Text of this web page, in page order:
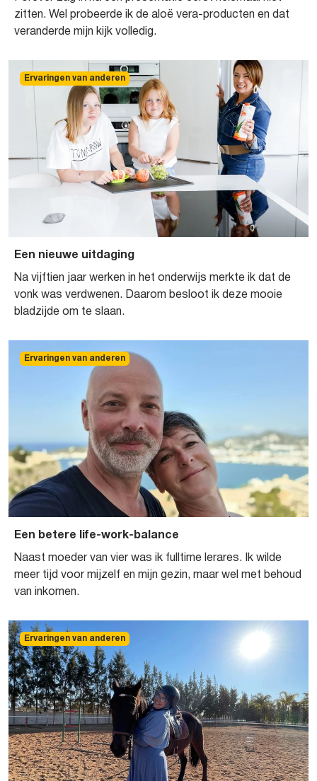
zitten. Wel probeerde ik de aloë vera-producten en dat
veranderde mijn kijk volledig.
Een nieuwe uitdaging
Na vijftien jaar werken in het onderwijs merkte ik dat de
vonk was verdwenen. Daarom besloot ik deze mooie
bladzijde om te slaan.
Ervaringen van anderen
Een betere life-work-balance
Naast moeder van vier was ik fulltime lerares. Ik wilde
meer tijd voor mijzelf en mijn gezin, maar wel met behoud
van inkomen.
Ervaringen van anderen
Ervaringen van anderen